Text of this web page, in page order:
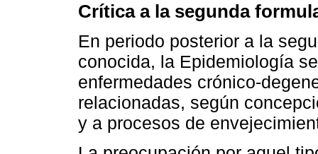
Crítica a la segunda
En periodo posterior a la
conocida, la Epidemiología
enfermedades crónico-
relacionadas, según
y a procesos de